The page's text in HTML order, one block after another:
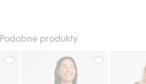
Podobne produkty
Bluzka z dekoltem w szpic, Dodaj do listy
Bluzka z